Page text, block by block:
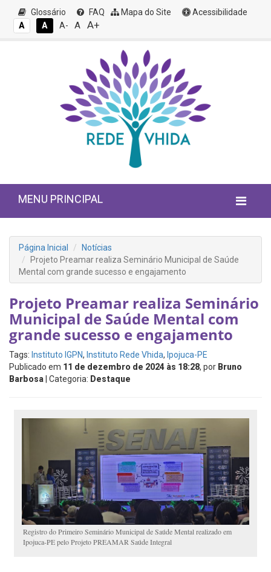
Glossário FAQ Mapa do Site
Acessibilidade
A
A A- A A+
MENU PRINCIPAL
Página Inicial
Notícias
Projeto Preamar realiza Seminário Municipal de Saúde
Mental com grande sucesso e engajamento
Projeto Preamar realiza Seminário
Municipal de Saúde Mental com
grande sucesso e engajamento
Tags: Instituto IGPN, Instituto Rede Vhida, Ipojuca-PE
Publicado em 11 de dezembro de 2024 às 18:28, por Bruno
Barbosa | Categoria: Destaque
Registro do Primeiro Seminário Municipal de Saúde Mental realizado em
Ipojuca-PE pelo Projeto PREAMAR Saúde Integral